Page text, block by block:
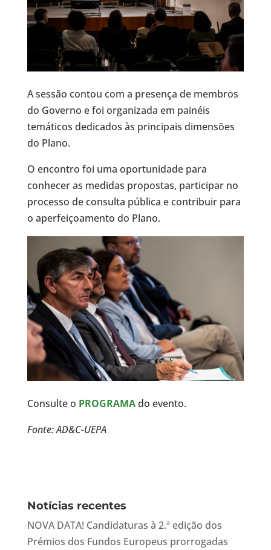
A sessão contou com a presença de membros
do Governo e foi organizada em painéis
temáticos dedicados às principais dimensões
do Plano.
O encontro foi uma oportunidade para
conhecer as medidas propostas, participar no
processo de consulta pública e contribuir para
o aperfeiçoamento do Plano.
Consulte o PROGRAMAdo evento.
Fonte: AD&C-UEPA
Notícias recentes
NOVA DATA! Candidaturas à 2.ª edição dos
Prémios dos Fundos Europeus prorrogadas